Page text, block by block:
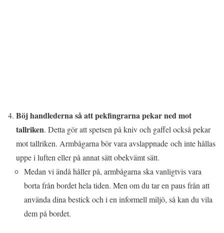
Böj handlederna så att pekfingrarna pekar ned mot
tallriken. Detta gör att spetsen på kniv och gaffel också pekar
mot tallriken. Armbågarna bör vara avslappnade och inte hållas
uppe i luften eller på annat sätt obekvämt sätt.
Medan vi ändå håller på, armbågarna ska vanligtvis vara
borta från bordet hela tiden. Men om du tar en paus från att
använda dina bestick och i en informell miljö, så kan du vila
dem på bordet.